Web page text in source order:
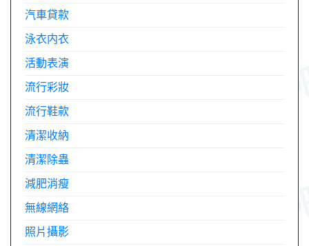
汽車貸款
泳衣内衣
活動表演
流行彩妝
流行鞋款
清潔收納
清潔除蟲
減肥消瘦
無線網絡
照片攝影